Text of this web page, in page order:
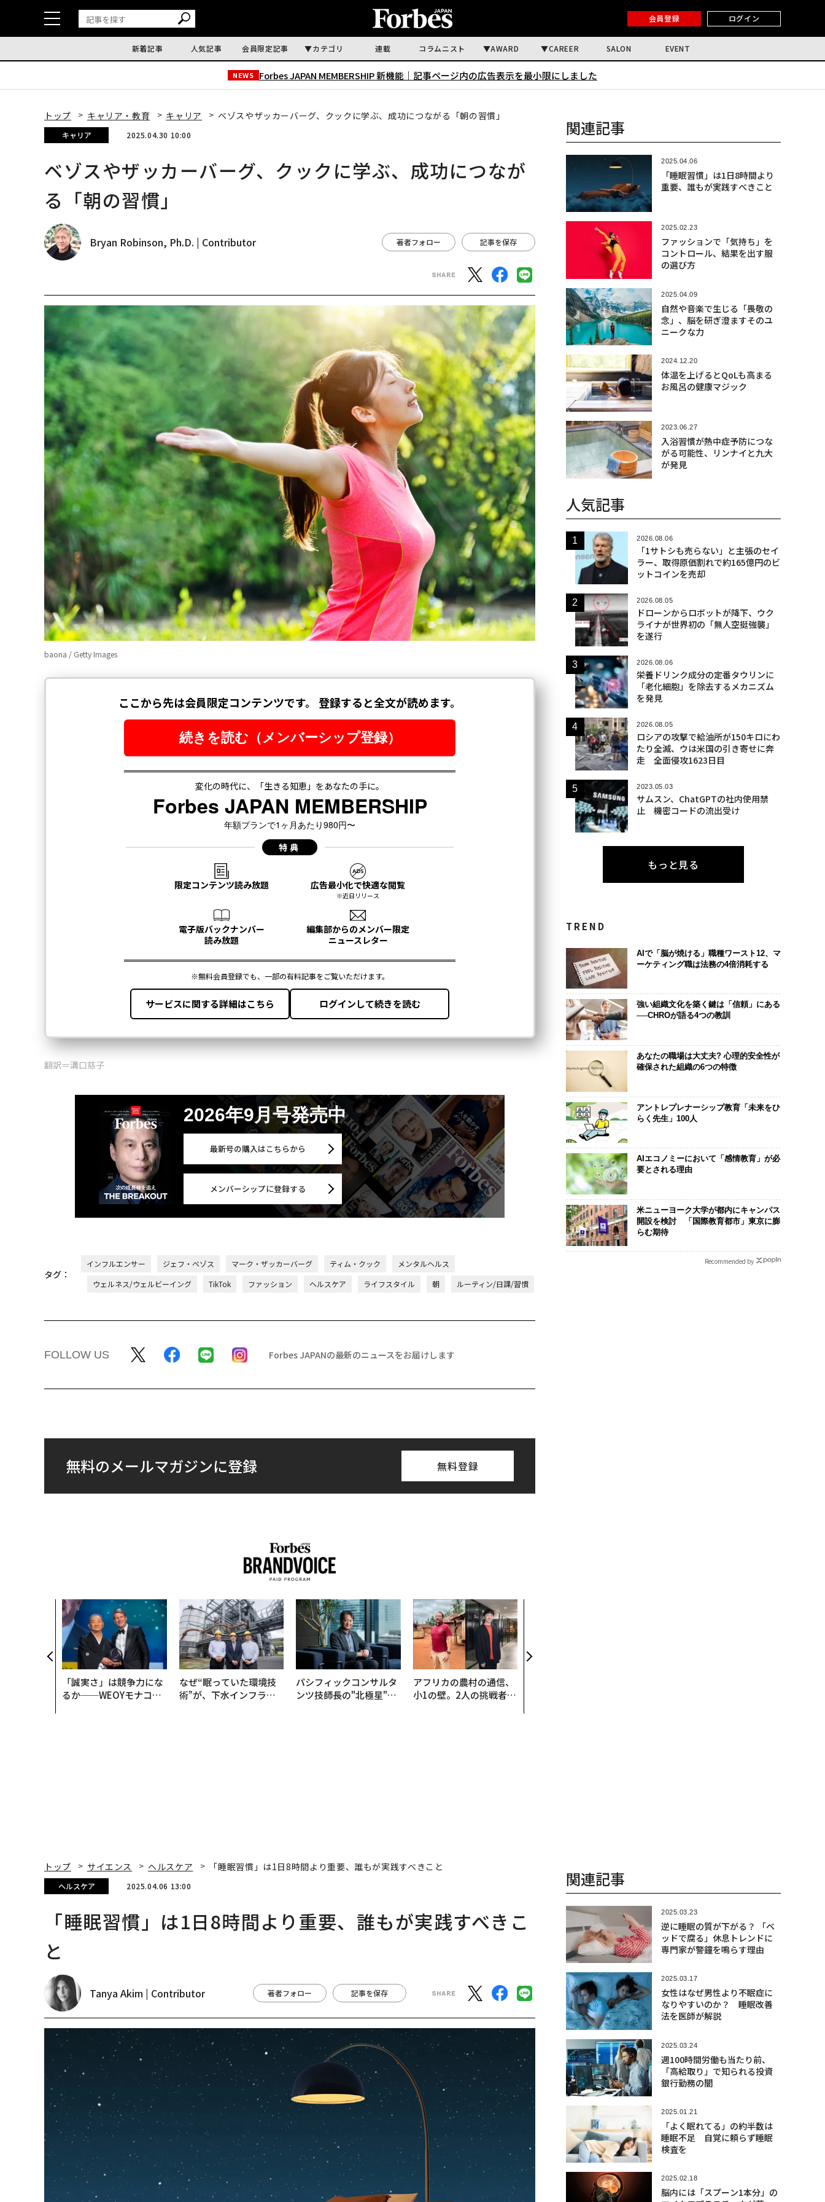
会員登録 ログイン
新着記事 人気記事 会員限定記事 カテゴリ 連載 コラムニスト AWARD CAREER SALON EVENT
NEWS Forbes JAPAN MEMBERSHIP 新機能｜ 記事ページ内の広告表示を最小限にしました
トップ キャリア・教育 キャリア ベゾスやザッカーバーグ、クックに学ぶ、成功につながる「朝の習慣」
キャリア 2025.04.30 10:00
ベゾスやザッカーバーグ、クックに学ぶ、成功につなが
る「朝の習慣」
Bryan Robinson, Ph.D. | Contributor 著者フォロー 記事を保存
baona / Getty Images
翻訳＝溝口慈子
2026年9月号発売中
最新号の購入はこちらから
メンバーシップに登録する
タグ：
インフルエンサー ジェフ・ベゾス マーク・ザッカーバーグ ティム・クック
メンタルヘルス
ウェルネス/ウェルビーイング
TikTok ファッション ヘルスケア ライフスタイル 朝 ルーティン/日課/習慣
FOLLOW US Forbes JAPANの最新のニュースをお届けします
無料のメールマガジンに登録 無料登録
「誠実さ」は競争力にな
るか──WEOYモナコで
なぜ“眠っていた環境技
術”が、下水インフラを
パシフィックコンサルタ
ンツ技師長の"北極星"。
アフリカの農村の通信、
小1の壁。2人の挑戦者が
編）
関連記事
2025.04.06
「睡眠習慣」は1日8時間より
重要、誰もが実践すべきこと
2025.02.23
ファッションで「気持ち」を
コントロール、結果を出す服
の選び方
2025.04.09
自然や音楽で生じる「畏敬の
念」、脳を研ぎ澄ますそのユ
ニークな力
2024.12.20
体温を上げるとQoLも高まる
お風呂の健康マジック
2023.06.27
入浴習慣が熱中症予防につな
がる可能性、リンナイと九大
が発見
人気記事
2026.08.06
「1サトシも売らない」と主張のセイ
ラー、取得原価割れで約165億円のビ
ットコインを売却
2026.08.05
ドローンからロボットが降下、ウク
ライナが世界初の「無人空挺強襲」
を遂行
2026.08.06
栄養ドリンク成分の定番タウリンに
「老化細胞」を除去するメカニズム
を発見
2026.08.05
ロシアの攻撃で給油所が150キロにわ
たり全滅、ウは米国の引き寄せに奔
走 全面侵攻1623日目
2023.05.03
サムスン、ChatGPTの社内使用禁
止 機密コードの流出受け
もっと見る
TREND
AIで「脳が焼ける」職種ワースト12、マ
ーケティング職は法務の4倍消耗する
強い組織文化を築く鍵は「信頼」にある
──CHROが語る4つの教訓
あなたの職場は大丈夫? 心理的安全性が
確保された組織の6つの特徴
アントレプレナーシップ教育「未来をひ
らく先生」100人
AIエコノミーにおいて「感情教育」が必
要とされる理由
米ニューヨーク大学が都内にキャンパス
開設を検討 「国際教育都市」東京に膨
らむ期待
Recommended by
トップ サイエンス ヘルスケア 「睡眠習慣」は1日8時間より重要、誰もが実践すべきこと
ヘルスケア 2025.04.06 13:00
「睡眠習慣」は1日8時間より重要、誰もが実践すべきこ
と
Tanya Akim | Contributor 著者フォロー 記事を保存
関連記事
2025.03.23
逆に睡眠の質が下がる？ 「ベ
ッドで腐る」休息トレンドに
専門家が警鐘を鳴らす理由
2025.03.17
女性はなぜ男性より不眠症に
なりやすいのか？ 睡眠改善
法を医師が解説
2025.03.24
週100時間労働も当たり前、
「高給取り」で知られる投資
銀行勤務の闇
2025.01.21
「よく眠れてる」の約半数は
睡眠不足 自覚に頼らず睡眠
検査を
2025.02.18
脳内には「スプーン1本分」の